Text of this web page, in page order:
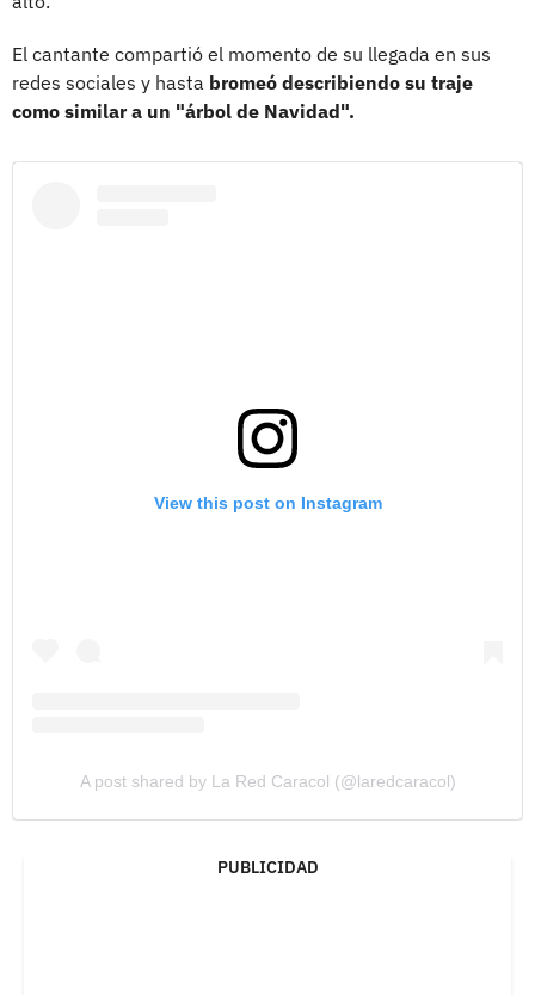
El cantante compartió el momento de su llegada en sus
redes sociales y hasta bromeó describiendo su traje
como similar a un "árbol de Navidad".
View this post on Instagram
A post shared by La Red Caracol (@laredcaracol)
PUBLICIDAD